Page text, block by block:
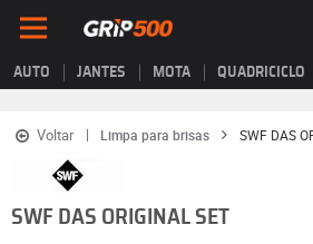
AUTO JANTES MOTA QUADRICICLO
Voltar Limpa para brisas SWF DAS
SWF DAS ORIGINAL SET